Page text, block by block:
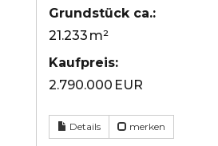
Grund­stück ca.:
21.233 m²
Kaufpreis:
2.790.000 EUR
Details merken